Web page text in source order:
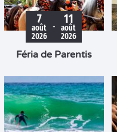
7
août
2026
-
11
août
2026
Féria de Parentis